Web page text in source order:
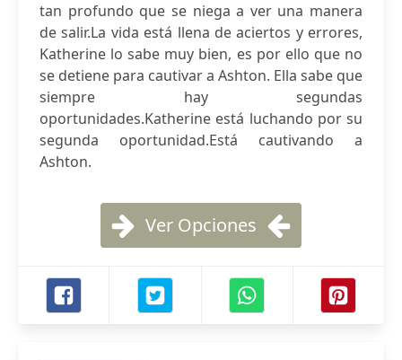
tan profundo que se niega a ver una manera
de salir.La vida está llena de aciertos y errores,
Katherine lo sabe muy bien, es por ello que no
se detiene para cautivar a Ashton. Ella sabe que
siempre hay segundas
oportunidades.Katherine está luchando por su
segunda oportunidad.Está cautivando a
Ashton.
Ver Opciones